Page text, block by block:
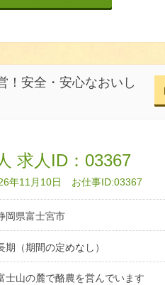
！安全・安心なおいし
求人ID：03367
年11月10日 お仕事ID:03367
岡県富士宮市
期（期間の定めなし）
士山の麓で酪農を営んでいます